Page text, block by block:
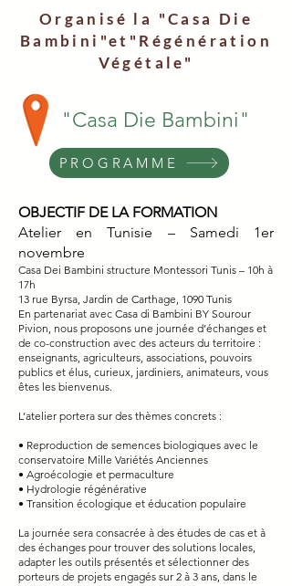
Organisé la "Casa Die
Bambini"et"Régénération
Végétale"
"Casa Die Bambini"
PROGRAMME
OBJECTIF DE LA FORMATION
Atelier en Tunisie – Samedi 1er
novembre
Casa Dei Bambini structure Montessori Tunis – 10h à
17h
13 rue Byrsa, Jardin de Carthage, 1090 Tunis
En partenariat avec Casa di Bambini BY Sourour
Pivion, nous proposons une journée d’échanges et
de co-construction avec des acteurs du territoire :
enseignants, agriculteurs, associations, pouvoirs
publics et élus, curieux, jardiniers, animateurs, vous
êtes les bienvenus.
L’atelier portera sur des thèmes concrets :
• Reproduction de semences biologiques avec le
conservatoire Mille Variétés Anciennes
• Agroécologie et permaculture
• Hydrologie régénérative
• Transition écologique et éducation populaire
La journée sera consacrée à des études de cas et à
des échanges pour trouver des solutions locales,
adapter les outils présentés et sélectionner des
porteurs de projets engagés sur 2 à 3 ans, dans le